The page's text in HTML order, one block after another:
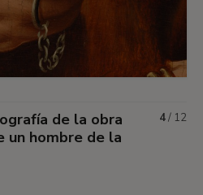
de la obra
un hombre de la
4/ 12